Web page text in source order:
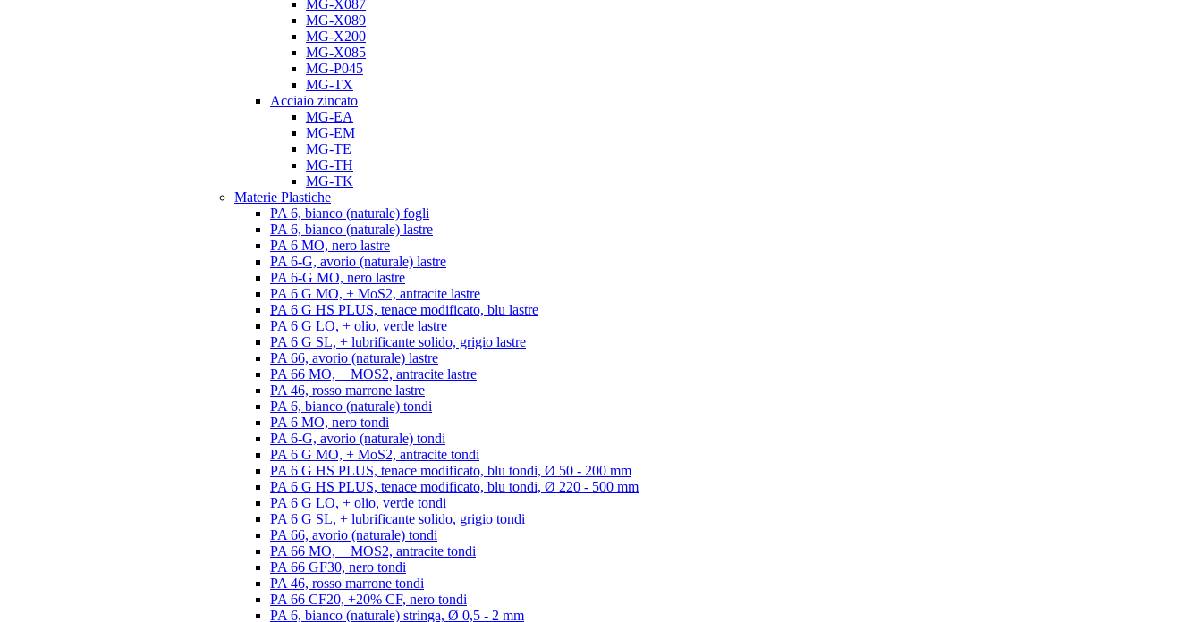
MG-X087
MG-X089
MG-X200
MG-X085
MG-P045
MG-TX
Acciaio zincato
MG-EA
MG-EM
MG-TE
MG-TH
MG-TK
Materie Plastiche
PA 6, bianco (naturale) fogli
PA 6, bianco (naturale) lastre
PA 6 MO, nero lastre
PA 6-G, avorio (naturale) lastre
PA 6-G MO, nero lastre
PA 6 G MO, + MoS2, antracite lastre
PA 6 G HS PLUS, tenace modificato, blu lastre
PA 6 G LO, + olio, verde lastre
PA 6 G SL, + lubrificante solido, grigio lastre
PA 66, avorio (naturale) lastre
PA 66 MO, + MOS2, antracite lastre
PA 46, rosso marrone lastre
PA 6, bianco (naturale) tondi
PA 6 MO, nero tondi
PA 6-G, avorio (naturale) tondi
PA 6 G MO, + MoS2, antracite tondi
PA 6 G HS PLUS, tenace modificato, blu tondi, Ø 50 - 200 mm
PA 6 G HS PLUS, tenace modificato, blu tondi, Ø 220 - 500 mm
PA 6 G LO, + olio, verde tondi
PA 6 G SL, + lubrificante solido, grigio tondi
PA 66, avorio (naturale) tondi
PA 66 MO, + MOS2, antracite tondi
PA 66 GF30, nero tondi
PA 46, rosso marrone tondi
PA 66 CF20, +20% CF, nero tondi
PA 6, bianco (naturale) stringa, Ø 0,5 - 2 mm